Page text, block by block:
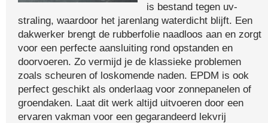
is bestand tegen uv-
straling, waardoor het jarenlang waterdicht blijft. Een
dakwerker brengt de rubberfolie naadloos aan en zorgt
voor een perfecte aansluiting rond opstanden en
doorvoeren. Zo vermijd je de klassieke problemen
zoals scheuren of loskomende naden. EPDM is ook
perfect geschikt als onderlaag voor zonnepanelen of
groendaken. Laat dit werk altijd uitvoeren door een
ervaren vakman voor een gegarandeerd lekvrij